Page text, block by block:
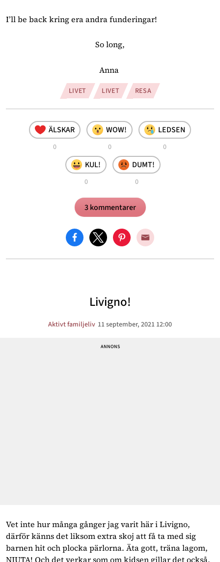
I’ll be back kring era andra funderingar!
So long,
Anna
LIVET LIVET RESA
ÄLSKAR
0
WOW!
0
LEDSEN
0
KUL!
0
DUMT!
0
3 kommentarer
Livigno!
Aktivt familjeliv 11 september, 2021 12:00
Vet inte hur många gånger jag varit här i Livigno,
därför känns det liksom extra skoj att få ta med sig
barnen hit och plocka pärlorna. Äta gott, träna lagom,
NJUTA! Och det verkar som om kidsen gillar det också,